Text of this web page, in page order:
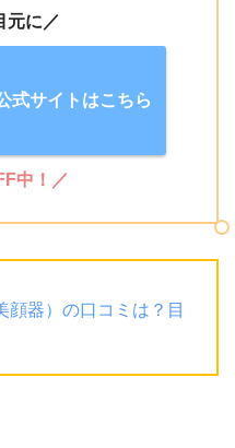
元に／
式サイトはこちら
中！／
顔器）の口コミは？目